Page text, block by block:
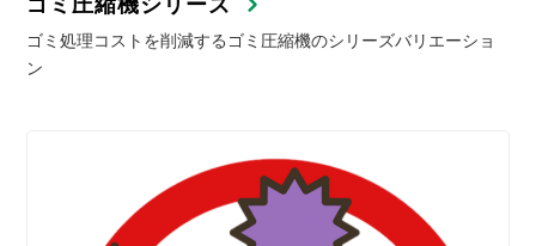
ゴミ処理コストを削減するゴミ圧縮機のシリーズバリエーショ
ン